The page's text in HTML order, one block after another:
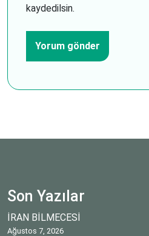
kaydedilsin.
Son Yazılar
İRAN BİLMECESİ
Ağustos 7, 2026